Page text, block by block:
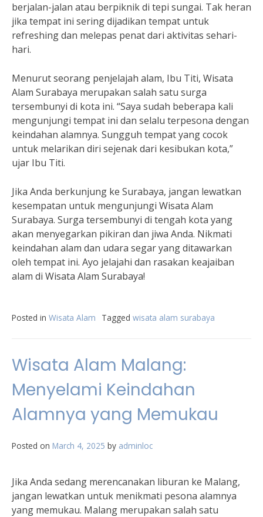
berjalan-jalan atau berpiknik di tepi sungai. Tak heran
jika tempat ini sering dijadikan tempat untuk
refreshing dan melepas penat dari aktivitas sehari-
hari.
Menurut seorang penjelajah alam, Ibu Titi, Wisata
Alam Surabaya merupakan salah satu surga
tersembunyi di kota ini. “Saya sudah beberapa kali
mengunjungi tempat ini dan selalu terpesona dengan
keindahan alamnya. Sungguh tempat yang cocok
untuk melarikan diri sejenak dari kesibukan kota,”
ujar Ibu Titi.
Jika Anda berkunjung ke Surabaya, jangan lewatkan
kesempatan untuk mengunjungi Wisata Alam
Surabaya. Surga tersembunyi di tengah kota yang
akan menyegarkan pikiran dan jiwa Anda. Nikmati
keindahan alam dan udara segar yang ditawarkan
oleh tempat ini. Ayo jelajahi dan rasakan keajaiban
alam di Wisata Alam Surabaya!
Posted in Wisata Alam Tagged wisata alam surabaya
Wisata Alam Malang:
Menyelami Keindahan
Alamnya yang Memukau
Posted on March 4, 2025 by adminloc
Jika Anda sedang merencanakan liburan ke Malang,
jangan lewatkan untuk menikmati pesona alamnya
yang memukau. Malang merupakan salah satu